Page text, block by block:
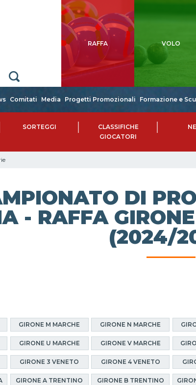
RAFFA VOLO
Comitati Media Progetti Promozionali Formazione e
SORTEGGI
CLASSIFICHE
GIOCATORI
DI
- RAFFA
(2024/
GIRONE M MARCHE GIRONE N MARCHE
GIRONE U MARCHE GIRONE V MARCHE
GIRONE 3 VENETO GIRONE 4 VENETO
GIRONE A TRENTINO GIRONE B TRENTINO